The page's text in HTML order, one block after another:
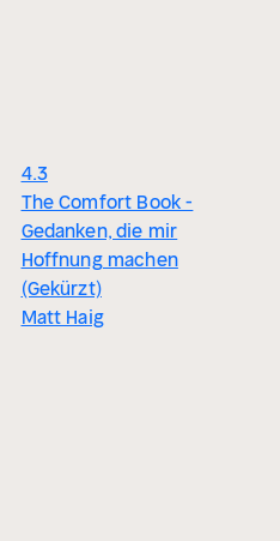
4.3
The Comfort Book -
Gedanken, die mir
Hoffnung machen
(Gekürzt)
Matt Haig